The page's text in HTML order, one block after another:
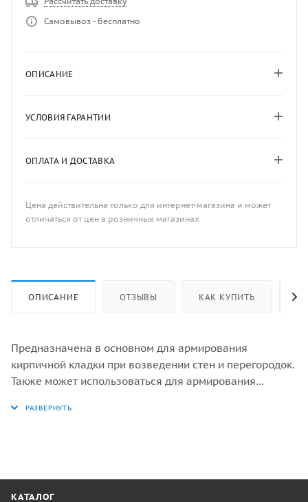
Самовывоз - бесплатно
ОПИСАНИЕ
УСЛОВИЯ ГАРАНТИИ
ОПЛАТА И ДОСТАВКА
Цена действительна только для интернет-магазина и может
отличаться от цен в розничных магазинах
ОПИСАНИЕ ОТЗЫВЫ КАК КУПИТЬ
Предназначена в основном для армирования
кирпичной кладки при возведении стен и перегородок.
Также может использоваться для армирования
штукатурку стен.
КАТАЛОГ